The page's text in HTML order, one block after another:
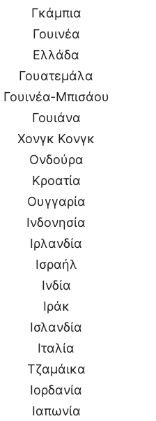
Γκάμπια
Γουινέα
Ελλάδα
Γουατεμάλα
Γουινέα-Μπισάου
Γουιάνα
Χονγκ Κονγκ
Ονδούρα
Κροατία
Ουγγαρία
Ινδονησία
Ιρλανδία
Ισραήλ
Ινδία
Ιράκ
Ισλανδία
Ιταλία
Τζαμάικα
Ιορδανία
Ιαπωνία